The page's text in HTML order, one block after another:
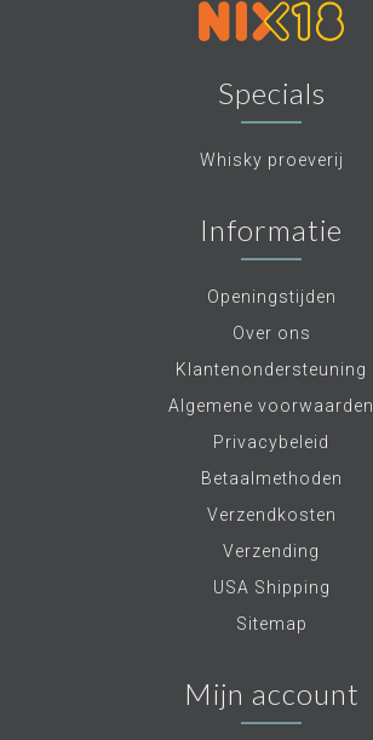
Specials
Whisky proeverij
Informatie
Openingstijden
Over ons
Klantenondersteuning
Algemene voorwaarden
Privacybeleid
Betaalmethoden
Verzendkosten
Verzending
USA Shipping
Sitemap
Mijn account